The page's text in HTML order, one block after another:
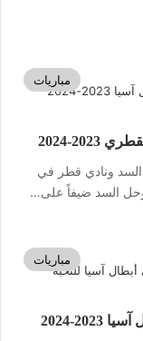
مباريات
2024
السد ونادي قطر في
مباريات
2024